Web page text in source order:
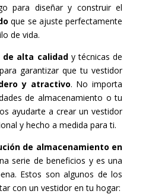
para diseñar y construir el
que se ajuste perfectamente
de vida.
de alta calidady técnicas de
garantizar que tu vestidor
y atractivo. No importa
de almacenamiento o tu
ayudarte a crear un vestidor
y hecho a medida para ti.
de almacenamiento en
serie de beneficios y es una
Estos son algunos de los
con un vestidor en tu hogar: